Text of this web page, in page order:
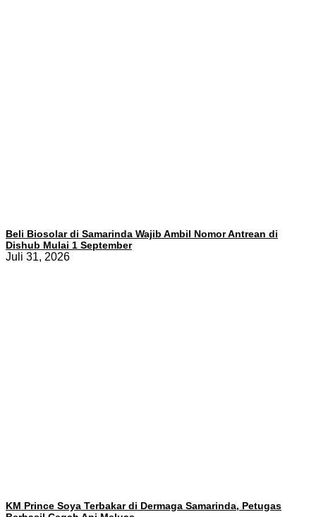
Beli Biosolar di Samarinda Wajib Ambil Nomor Antrean di
Dishub Mulai 1 September
Juli 31, 2026
KM Prince Soya Terbakar di Dermaga Samarinda, Petugas